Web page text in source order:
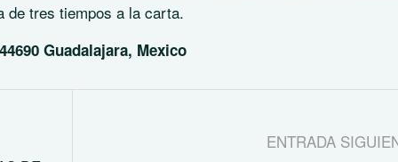
de tres tiempos a la carta.
Guadalajara, Mexico
ENTRADA